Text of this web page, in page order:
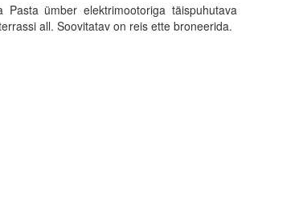
ümber elektrimootoriga täispuhutava
all. Soovitatav on reis ette broneerida.